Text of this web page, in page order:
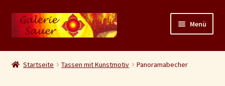
Zur
Navigation
Zum
Inhalt
Menü
Shop
Startseite Tassen mit Kunstmotiv Panoramabecher